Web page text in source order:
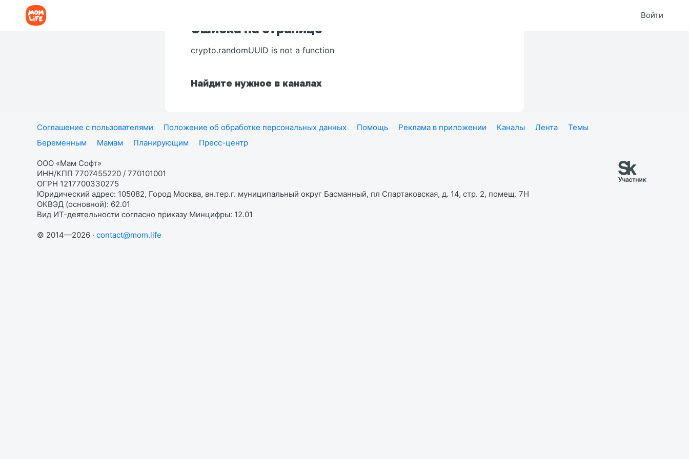
Войти
Ошибка на странице
crypto.randomUUID is not a function
Найдите нужное в каналах
Соглашение с пользователями Положение об обработке персональных данных Помощь Реклама в приложении Каналы Лента
Темы
Беременным
Мамам Планирующим Пресс-центр
ООО «Мам Софт»
ИНН/КПП 7707455220 / 770101001
ОГРН 1217700330275
Юридический адрес: 105082, Город Москва, вн.тер.г. муниципальный округ Басманный, пл Спартаковская, д. 14, стр. 2, помещ. 7Н
ОКВЭД (основной): 62.01
Вид ИТ-деятельности согласно приказу Минцифры: 12.01
© 2014—2026 · contact@mom.life